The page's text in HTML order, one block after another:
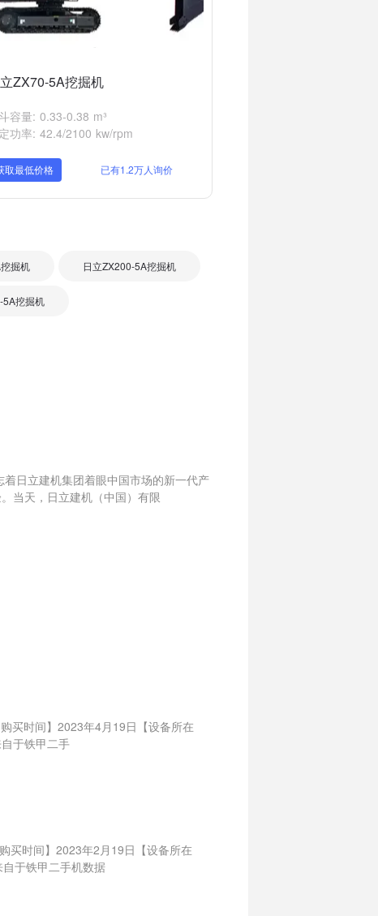
ZX70-5A挖掘机
容量: 0.33-0.38 m³
功率: 42.4/2100 kw/rpm
取最低价格 已有1.2万人询价
掘机 日立ZX200-5A挖掘机
5A挖掘机
日立建机集团着眼中国市场的新一代产
当天，日立建机（中国）有限
买时间】2023年4月19日【设备所在
于铁甲二手
买时间】2023年2月19日【设备所在
于铁甲二手机数据